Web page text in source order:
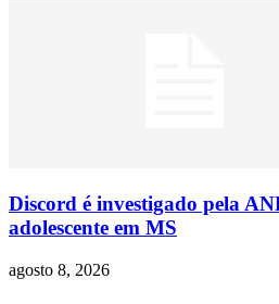
Discord é investigado pela
adolescente em MS
agosto 8, 2026